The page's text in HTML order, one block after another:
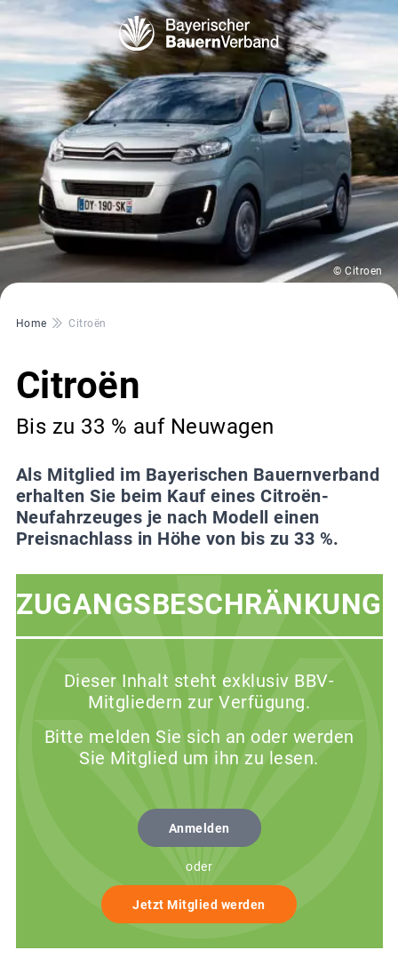
© Citroen
Pfadnavigation
Home Citroën
Citroën
Bis zu 33 % auf Neuwagen
Als Mitglied im Bayerischen Bauernverband
erhalten Sie beim Kauf eines Citroën-
Neufahrzeuges je nach Modell einen
Preisnachlass in Höhe von bis zu 33 %.
ZUGANGSBESCHRÄNKUNG
Dieser Inhalt steht exklusiv BBV-
Mitgliedern zur Verfügung.
Bitte melden Sie sich an oder werden
Sie Mitglied um ihn zu lesen.
Anmelden
oder
Jetzt Mitglied werden